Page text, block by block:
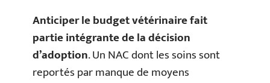
Anticiper le budget vétérinaire fait
partie intégrante de la décision
d’adoption. Un NAC dont les soins sont
reportés par manque de moyens